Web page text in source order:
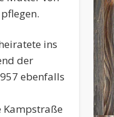
ins
der
ebenfalls
Kampstraße